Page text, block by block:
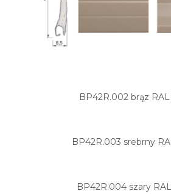
BP42R.002 brąz
BP42R.003 srebrny
BP42R.004 szary